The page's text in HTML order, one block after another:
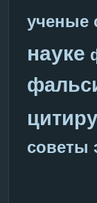
ученые
науке
советы